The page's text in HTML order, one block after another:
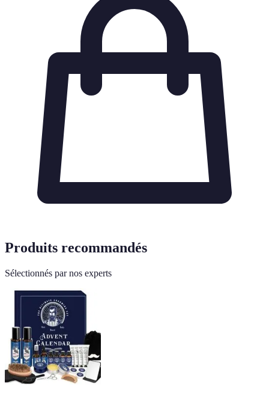
Produits recommandés
Sélectionnés par nos experts